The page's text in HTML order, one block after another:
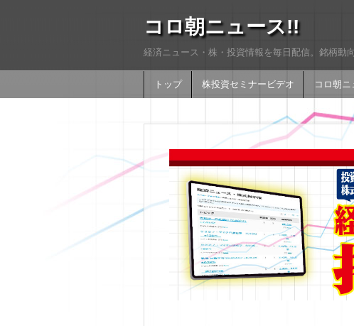
コロ朝ニュース!!
経済ニュース・株・投資情報を毎日配信。銘柄動
トップ 株投資セミナービデオ コロ朝ニ